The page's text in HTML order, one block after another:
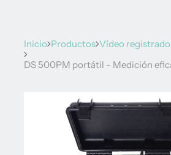
Inicio Productos Vídeo
DS 500PM portátil - Medición